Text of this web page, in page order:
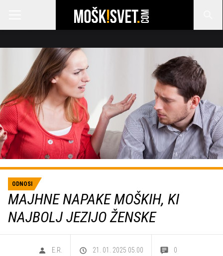
ODNOSI
MAJHNE NAPAKE MOŠKIH, KI
NAJBOLJ JEZIJO ŽENSKE
E.R. 21. 01. 2025 05.00 0